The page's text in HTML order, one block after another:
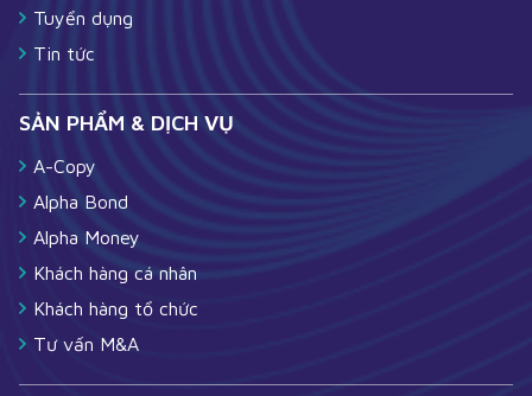
Tuyển dụng
Tin tức
SẢN PHẨM & DỊCH VỤ
A-Copy
Alpha Bond
Alpha Money
Khách hàng cá nhân
Khách hàng tổ chức
Tư vấn M&A